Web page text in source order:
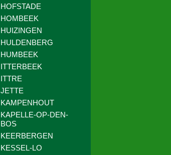
HOFSTADE
HOMBEEK
HUIZINGEN
HULDENBERG
HUMBEEK
ITTERBEEK
ITTRE
JETTE
KAMPENHOUT
KAPELLE-OP-DEN-
BOS
KEERBERGEN
KESSEL-LO